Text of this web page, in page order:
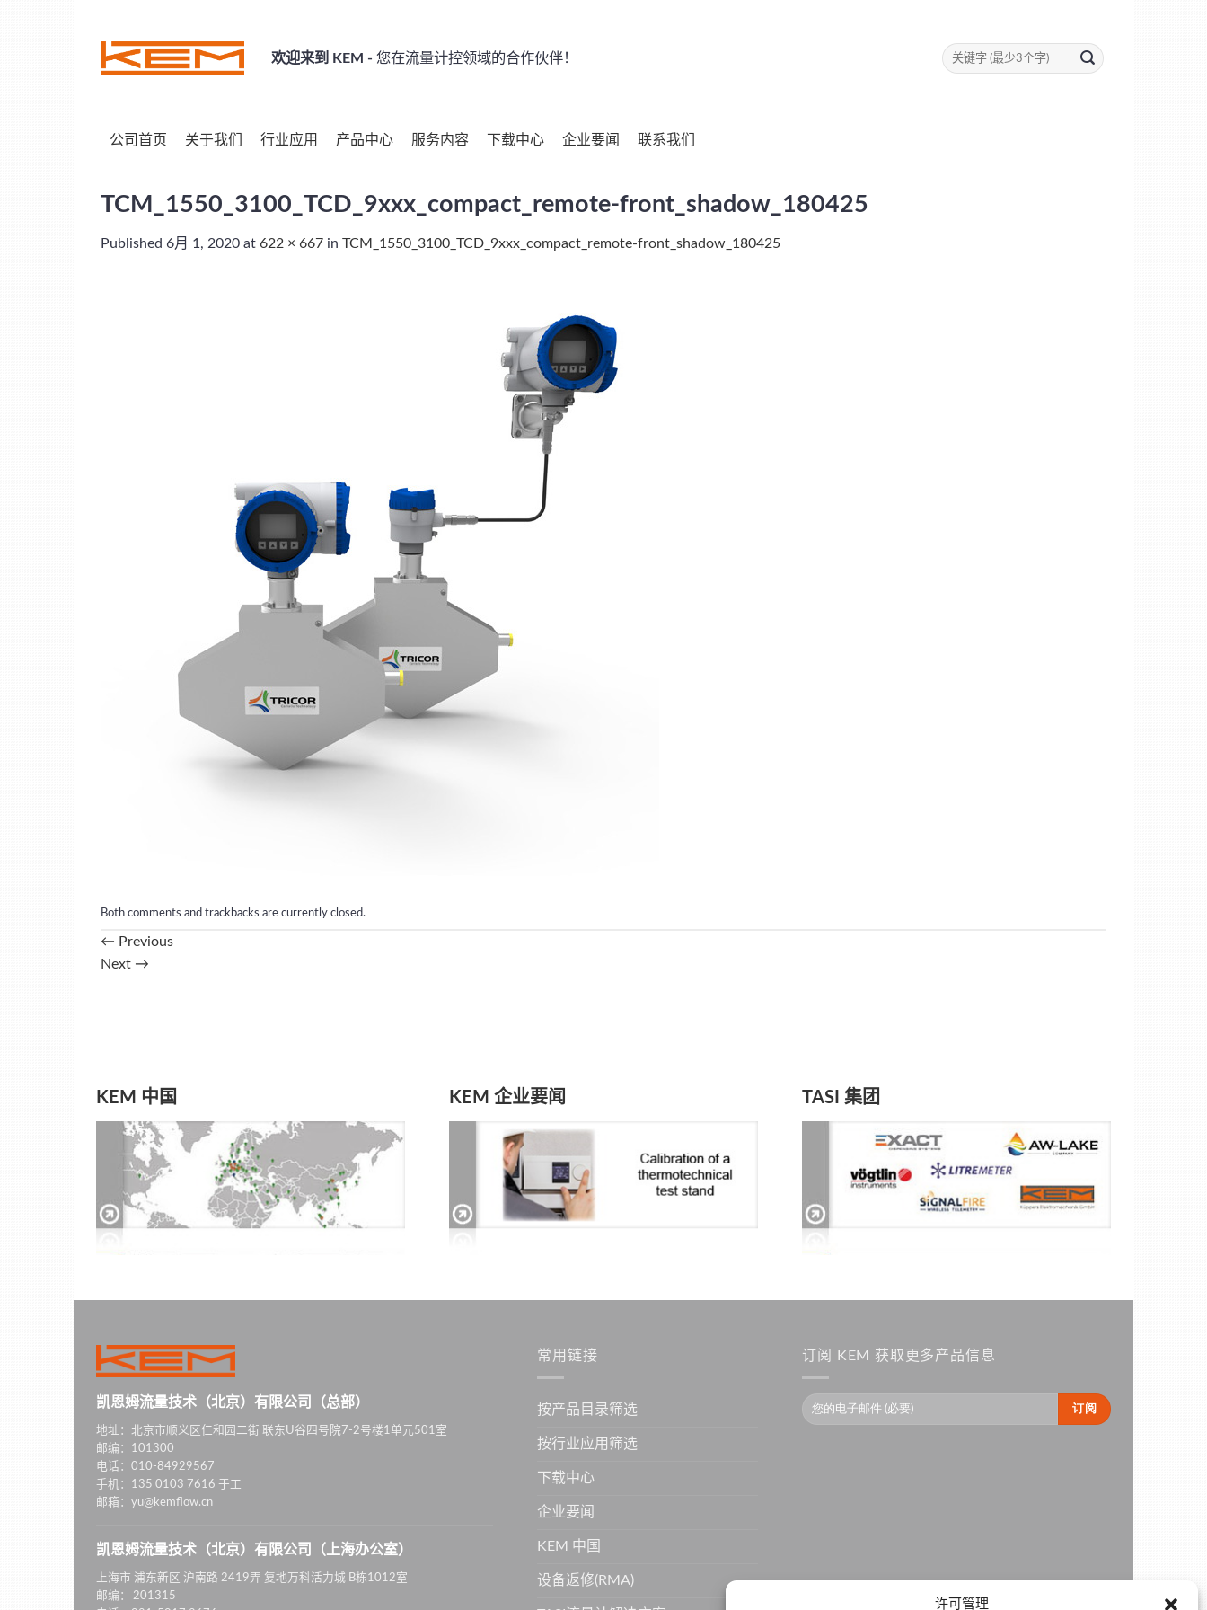
许可管理
content
欢迎来到 KEM - 您在流量计控领域的合作伙伴！
公司首页 关于我们 行业应用 产品中心 服务内容 下载中心 企业要闻 联系我们
TCM_1550_3100_TCD_9xxx_compact_remote-front_shadow_180425
Published 6月 1, 2020 at 622 × 667 in TCM_1550_3100_TCD_9xxx_compact_remote-front_shadow_180425
Both comments and trackbacks are currently closed.
← Previous
Next →
KEM 中国 KEM 企业要闻 TASI 集团
凯恩姆流量技术（北京）有限公司（总部）
地址：北京市顺义区仁和园二街 联东U谷四号院7-2号楼1单元501室
邮编：101300
电话：010-84929567
手机：135 0103 7616 于工
邮箱：yu@kemflow.cn
凯恩姆流量技术（北京）有限公司（上海办公室）
上海市 浦东新区 沪南路 2419弄 复地万科活力城 B栋1012室
邮编： 201315
常用链接
按产品目录筛选
按行业应用筛选
下载中心
企业要闻
KEM 中国
设备返修(RMA)
订阅 KEM 获取更多产品信息